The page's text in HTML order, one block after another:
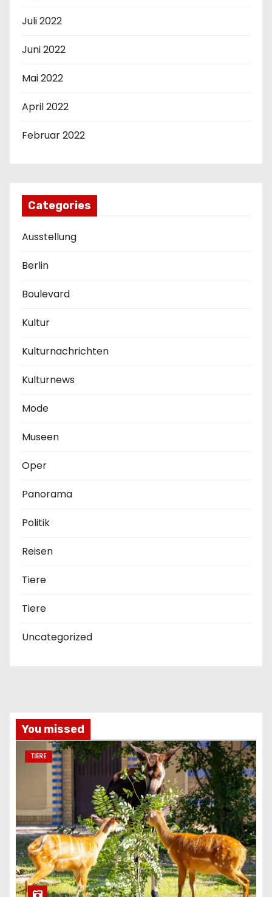
Juli 2022
Juni 2022
Mai 2022
April 2022
Februar 2022
Categories
Ausstellung
Berlin
Boulevard
Kultur
Kulturnachrichten
Kulturnews
Mode
Museen
Oper
Panorama
Politik
Reisen
Tiere
Tiere
Uncategorized
You missed
TIERE